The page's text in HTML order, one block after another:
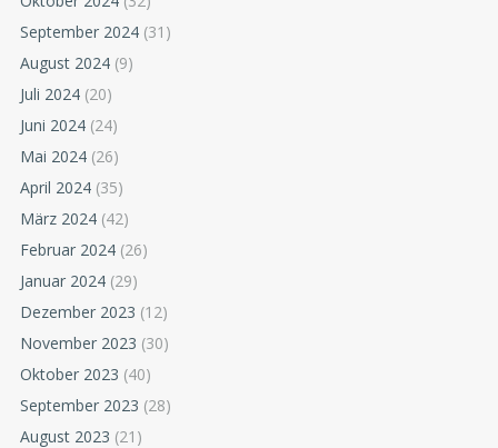
September 2024 (31)
August 2024 (9)
Juli 2024 (20)
Juni 2024 (24)
Mai 2024 (26)
April 2024 (35)
März 2024 (42)
Februar 2024 (26)
Januar 2024 (29)
Dezember 2023 (12)
November 2023 (30)
Oktober 2023 (40)
September 2023 (28)
August 2023 (21)